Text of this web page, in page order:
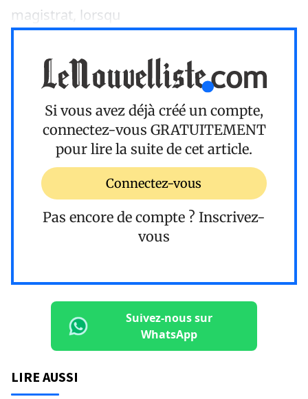
magistrat, lorsqu
Si vous avez déjà créé un compte,
connectez-vous GRATUITEMENT
pour lire la suite de cet article.
Connectez-vous
Pas encore de compte ? Inscrivez-
vous
Suivez-nous sur
WhatsApp
LIRE AUSSI